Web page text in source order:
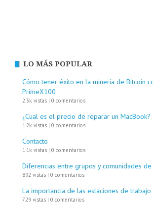
LO MÁS POPULAR
Cómo tener éxito en la minería de Bitcoin
PrimeX100
2.3k vistas | 0 comentarios
¿Cual es el precio de reparar un MacBook?
1.2k vistas | 0 comentarios
Contacto
1.1k vistas | 0 comentarios
Diferencias entre grupos y comunidades de
892 vistas | 0 comentarios
La importancia de las estaciones de trabajo
729 vistas | 0 comentarios